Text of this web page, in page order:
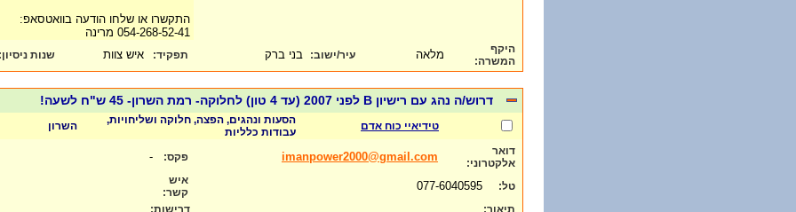
התקשרו או שלחו הודעה בוואטסאפ:
054-268-52-41 מרינה
היקף
המשרה:
מלאה עיר/ישוב: בני ברק תפקיד: איש צוות שנות ניסיון:
דרוש/ה נהג עם רישיון B לפני 2007 (עד 4 טון) לחלוקה- רמת השרון- 45 ש"ח לשעה!
טידיאיי כוח אדם
הסעות ונהגים, הפצה, חלוקה ושליחויות,
עבודות כלליות
השרון
דואר
אלקטרוני:
imanpower2000@gmail.com פקס: -
טל:
איש
קשר:
תיאור:
דרישות: